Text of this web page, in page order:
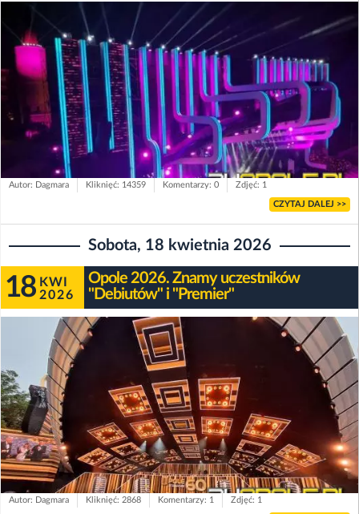
Autor: Dagmara Kliknięć: 14359 Komentarzy: 0 Zdjęć: 1
CZYTAJ DALEJ >>
Sobota, 18 kwietnia 2026
18 KWI
2026
Opole 2026. Znamy uczestników
"Debiutów" i "Premier"
Autor: Dagmara Kliknięć: 2868 Komentarzy: 1 Zdjęć: 1